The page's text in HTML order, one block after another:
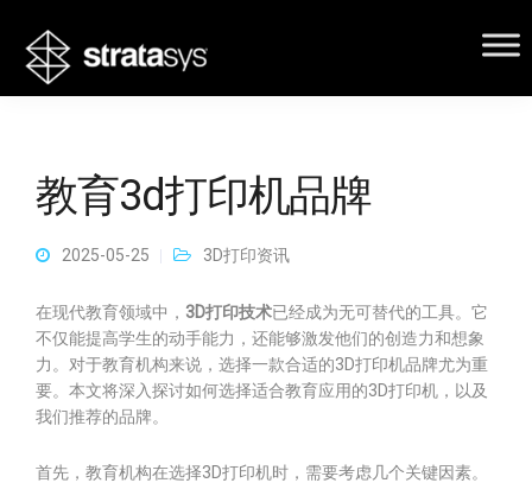
教育3d打印机品牌
2025-05-25 3D打印资讯
在现代教育领域中， 3D打印技术已经成为无可替代的工具。它
不仅能提高学生的动手能力，还能够激发他们的创造力和想象
力。对于教育机构来说，选择一款合适的3D打印机品牌尤为重
要。本文将深入探讨如何选择适合教育应用的3D打印机，以及
我们推荐的品牌。
首先，教育机构在选择3D打印机时，需要考虑几个关键因素。